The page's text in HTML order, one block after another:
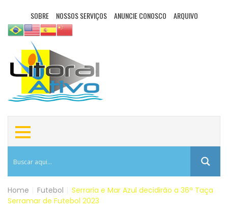
SOBRE NOSSOS SERVIÇOS ANUNCIE CONOSCO ARQUIVO
Home Futebol
Serraria e Mar Azul decidirão a 36ª Taça
Serramar de Futebol 2023